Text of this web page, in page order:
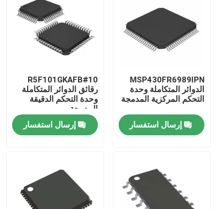
منتجات
MSP430FR6989IPN
الدوائر المتكاملة وحدة
التحكم المركزية المدمجة
إرسال استفسار
R5F101GKAFB#10
رقائق الدوائر المتكاملة
وحدة التحكم الدقيقة
المدمجة
إرسال استفسار